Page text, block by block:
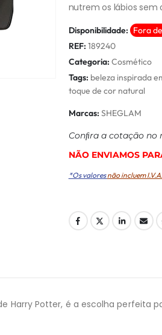
nutrem os lábios sem
Disponibilidade: Fora
REF: 189240
Categoria: Cosmético
Tags: beleza inspirada
toque de cor natural
Marcas: SHEGLAM
Conﬁra a cotação
NÃO ENVIAMOS
*Os valoresnão incluem I.V.A.
Harry Potter, é a escolha